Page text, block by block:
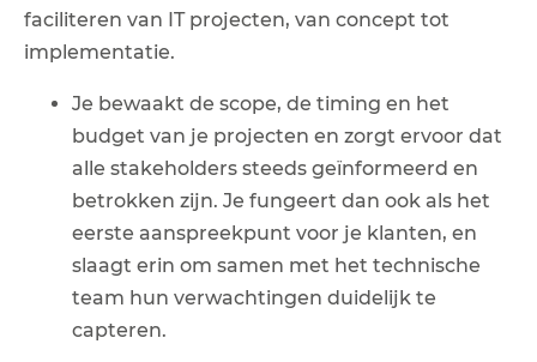
faciliteren van IT projecten, van concept tot
implementatie.
Je bewaakt de scope, de timing en het
budget van je projecten en zorgt ervoor dat
alle stakeholders steeds geïnformeerd en
betrokken zijn. Je fungeert dan ook als het
eerste aanspreekpunt voor je klanten, en
slaagt erin om samen met het technische
team hun verwachtingen duidelijk te
capteren.